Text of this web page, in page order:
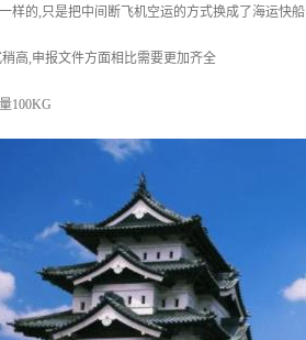
样的,只是把中间断飞机空运的方式换成了海运快船
高,申报文件方面相比需要更加齐全
100KG